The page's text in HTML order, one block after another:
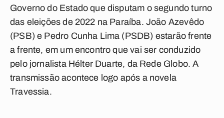
Governo do Estado que disputam o segundo turno
das eleições de 2022 na Paraíba. João Azevêdo
(PSB) e Pedro Cunha Lima (PSDB) estarão frente
a frente, em um encontro que vai ser conduzido
pelo jornalista Hélter Duarte, da Rede Globo. A
transmissão acontece logo após a novela
Travessia.